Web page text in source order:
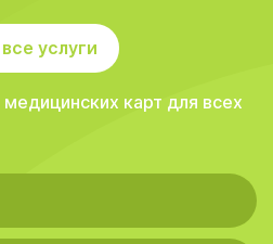
услуги
карт для всех